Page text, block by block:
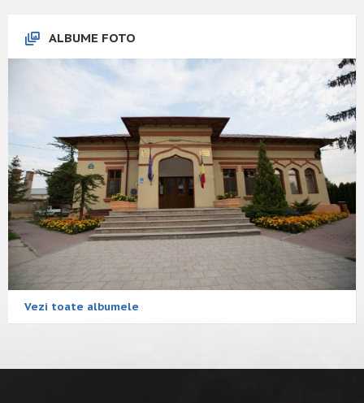
ALBUME FOTO
Vezi toate albumele